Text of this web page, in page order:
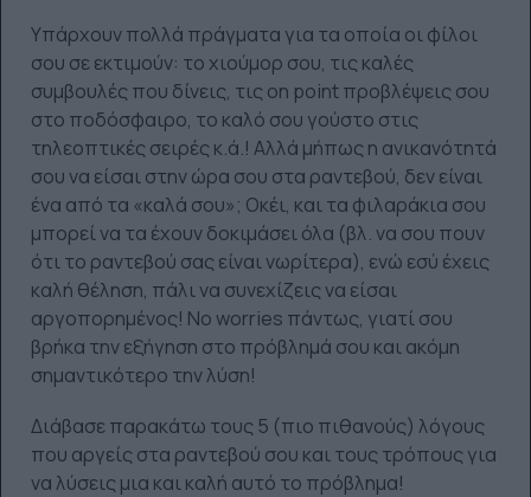
Υπάρχουν πολλά πράγματα για τα οποία οι φίλοι
σου σε εκτιμούν: το χιούμορ σου, τις καλές
συμβουλές που δίνεις, τις on point προβλέψεις σου
στο ποδόσφαιρο, το καλό σου γούστο στις
τηλεοπτικές σειρές κ.ά.! Αλλά μήπως η ανικανότητά
σου να είσαι στην ώρα σου στα ραντεβού, δεν είναι
ένα από τα «καλά σου»; Οκέι, και τα φιλαράκια σου
μπορεί να τα έχουν δοκιμάσει όλα (βλ. να σου πουν
ότι το ραντεβού σας είναι νωρίτερα), ενώ εσύ έχεις
καλή θέληση, πάλι να συνεχίζεις να είσαι
αργοπορημένος! No worries πάντως, γιατί σου
βρήκα την εξήγηση στο πρόβλημά σου και ακόμη
σημαντικότερο την λύση!
Διάβασε παρακάτω τους 5 (πιο πιθανούς) λόγους
που αργείς στα ραντεβού σου και τους τρόπους για
να λύσεις μια και καλή αυτό το πρόβλημα!